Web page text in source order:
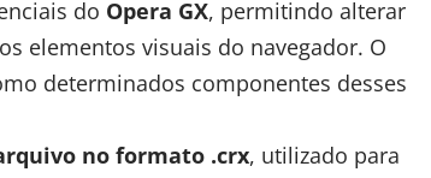
do Opera GX, permitindo alterar
elementos visuais do navegador. O
determinados componentes desses
no formato .crx, utilizado para